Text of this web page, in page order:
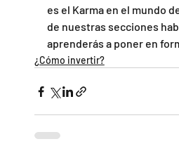
es el Karma en el mundo
de nuestras secciones
aprenderás a poner en
¿Cómo invertir?